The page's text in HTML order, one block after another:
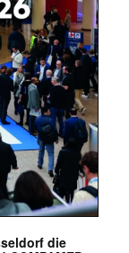
die